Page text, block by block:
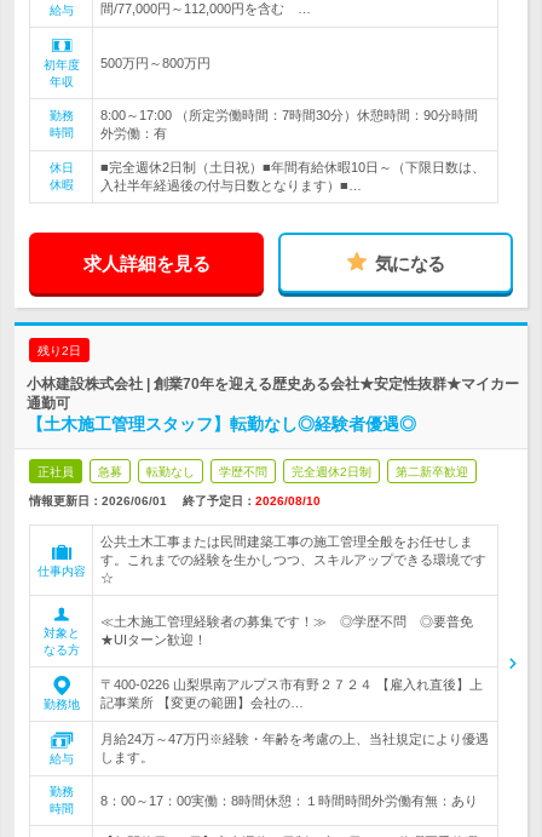
給与
間/77,000円～112,000円を含む …
初年度
年収
500万円～800万円
勤務
時間
8:00～17:00 （所定労働時間：7時間30分）休憩時間：90分時間
外労働：有
休日
休暇
■完全週休2日制（土日祝）■年間有給休暇10日～（下限日数は、
入社半年経過後の付与日数となります）■…
求人詳細を見る 気になる
残り2日
小林建設株式会社 | 創業70年を迎える歴史ある会社★安定性抜群★マイカー
通勤可
【土木施工管理スタッフ】転勤なし◎経験者優遇◎
正社員 急募 転勤なし 学歴不問 完全週休2日制 第二新卒歓迎
情報更新日：2026/06/01 終了予定日： 2026/08/10
仕事内容
公共土木工事または民間建築工事の施工管理全般をお任せしま
す。これまでの経験を生かしつつ、スキルアップできる環境です
☆
対象と
なる方
≪土木施工管理経験者の募集です！≫ ◎学歴不問 ◎要普免
★UIターン歓迎！
勤務地
〒400-0226 山梨県南アルプス市有野２７２４ 【雇入れ直後】上
記事業所 【変更の範囲】会社の…
給与
月給24万～47万円※経験・年齢を考慮の上、当社規定により優遇
します。
勤務
時間
8：00～17：00実働：8時間休憩：１時間時間外労働有無：あり